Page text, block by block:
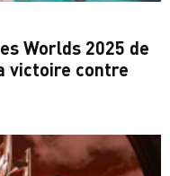
Worlds 2025 de
victoire contre